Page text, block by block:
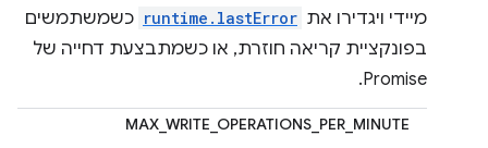
מיידי ויגדירו את runtime.lastError כשמשתמשים
בפונקציית קריאה חוזרת, או כשמתבצעת דחייה של
Promise.
MAX_WRITE_OPERATIONS_PER_MINUTE